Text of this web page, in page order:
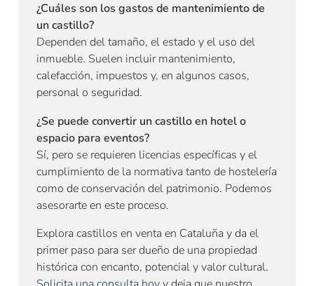
¿Cuáles son los gastos de mantenimiento de
un castillo?
Dependen del tamaño, el estado y el uso del
inmueble. Suelen incluir mantenimiento,
calefacción, impuestos y, en algunos casos,
personal o seguridad.
¿Se puede convertir un castillo en hotel o
espacio para eventos?
Sí, pero se requieren licencias específicas y el
cumplimiento de la normativa tanto de hostelería
como de conservación del patrimonio. Podemos
asesorarte en este proceso.
Explora castillos en venta en Cataluña y da el
primer paso para ser dueño de una propiedad
histórica con encanto, potencial y valor cultural.